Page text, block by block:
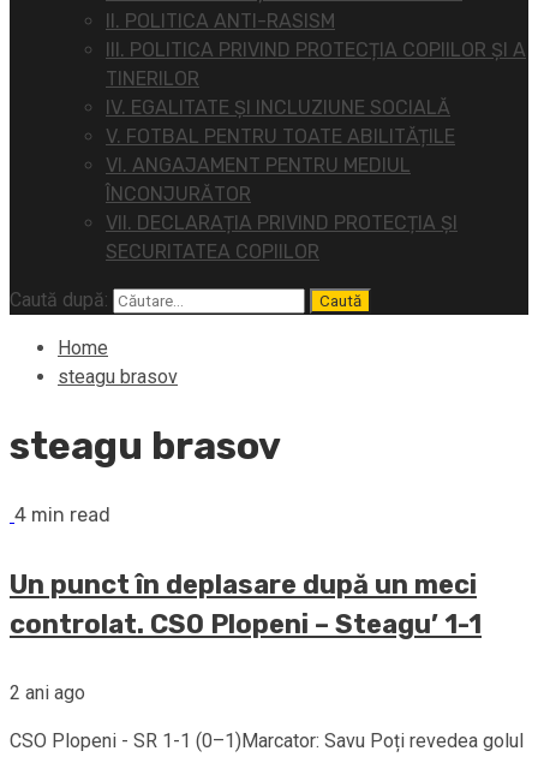
II. POLITICA ANTI-RASISM
III. POLITICA PRIVIND PROTECȚIA COPIILOR ȘI A
TINERILOR
IV. EGALITATE ȘI INCLUZIUNE SOCIALĂ
V. FOTBAL PENTRU TOATE ABILITĂȚILE
VI. ANGAJAMENT PENTRU MEDIUL
ÎNCONJURĂTOR
VII. DECLARAȚIA PRIVIND PROTECȚIA ȘI
SECURITATEA COPIILOR
Caută după:
Home
steagu brasov
steagu brasov
4 min read
Un punct în deplasare după un meci
controlat. CSO Plopeni – Steagu’ 1-1
2 ani ago
CSO Plopeni - SR 1-1 (0–1)Marcator: Savu Poți revedea golul